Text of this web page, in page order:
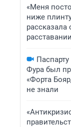
«Меня
ниже
Фура был
«Форта
не знали